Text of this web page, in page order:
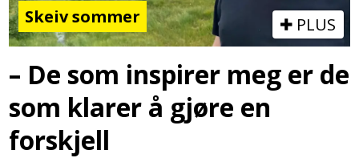
Skeiv sommer PLUS
– De som inspirer meg er de
som klarer å gjøre en
forskjell